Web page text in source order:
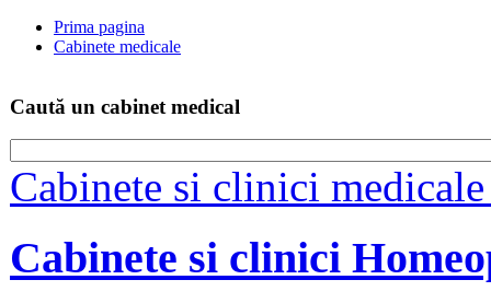
Prima pagina
Cabinete medicale
Caută un cabinet medical
Cabinete si clinici
Cabinete si clinici